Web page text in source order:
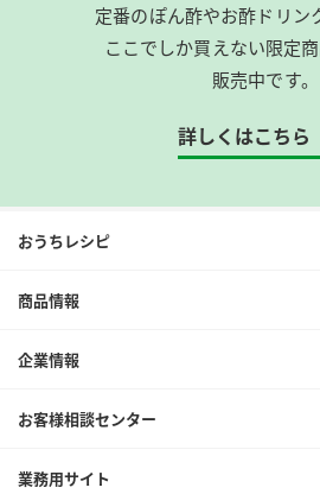
定番のぽん酢やお酢ドリン
ここでしか買えない限定
販売中です。
詳しくはこちら
おうちレシピ
商品情報
企業情報
お客様相談センター
業務用サイト